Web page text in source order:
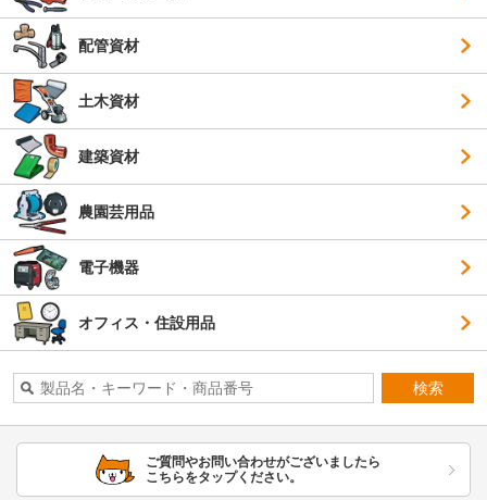
配管資材
土木資材
建築資材
農園芸用品
電子機器
オフィス・住設用品
検索
ご質問やお問い合わせがございましたら
こちらをタップください。